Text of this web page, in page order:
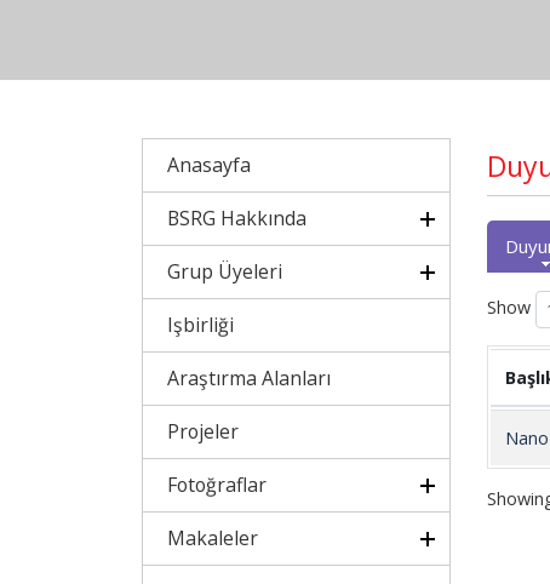
Anasayfa
BSRG Hakkında
Grup Üyeleri
Işbirliği
Araştırma Alanları
Projeler
Fotoğraflar
Makaleler
Show